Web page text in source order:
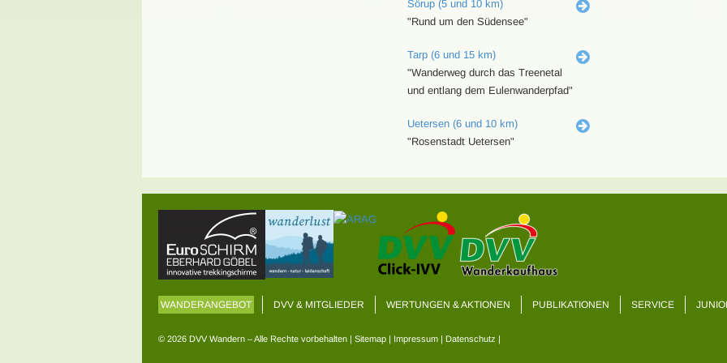
Sörup (5 und 10 km)
"Rund um den Südensee"
Tarp (6 und 15 km)
"Wanderweg durch das Treenetal
und entlang dem Eulenwanderpfad"
Uetersen (6 und 10 km)
"Rosenstadt Uetersen"
WANDERANGEBOT DVV & MITGLIEDER WERTUNGEN & AKTIONEN PUBLIKATIONEN SERVICE
| Sitemap| Impressum| Datenschutz |
© 2026 DVV Wandern – Alle Rechte vorbehalten